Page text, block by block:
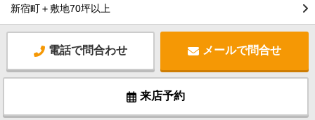
新宿町＋敷地70坪以上
電話で問合わせ メールで問合せ
来店予約